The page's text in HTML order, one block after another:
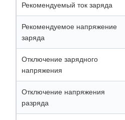
Рекомендуемый ток заряда
Рекомендуемое напряжение
заряда
Отключение зарядного
напряжения
Отключение напряжения
разряда